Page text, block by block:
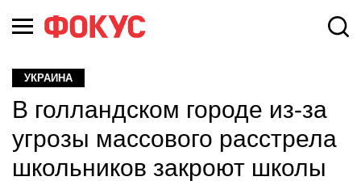
УКРАИНА
В голландском городе из-за
угрозы массового расстрела
школьников закроют школы